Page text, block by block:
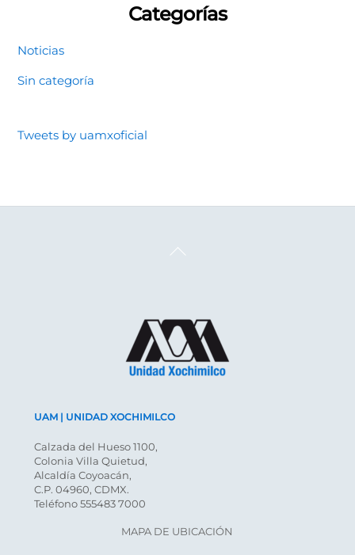
Categorías
Noticias
Sin categoría
Tweets by uamxoficial
Back
UAM | UNIDAD XOCHIMILCO
Calzada del Hueso 1100,
Colonia Villa Quietud,
Alcaldía Coyoacán,
C.P. 04960, CDMX.
Teléfono 555483 7000
MAPA DE UBICACIÓN